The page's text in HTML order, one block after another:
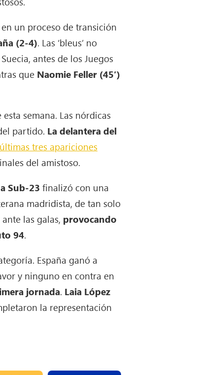
un proceso de transición
(2-4). Las ‘bleus’ no
antes de los Juegos
que Naomie Feller (45′)
semana. Las nórdicas
partido. La delantera del
últimas tres apariciones
del amistoso.
Sub-23 finalizó con una
madridista, de tan solo
las galas, provocando
94.
España ganó a
y ninguno en contra en
jornada. Laia López
la representación